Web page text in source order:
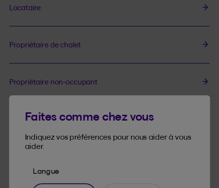
Locataire
Propriétaire de chalet
Propriétaire non-occupant
Faites comme chez vous
Indiquez vos préférences pour nous aider à vous
aider.
Langue